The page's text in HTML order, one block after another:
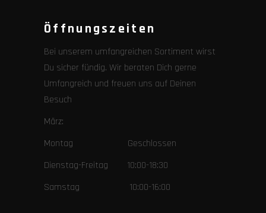
Öffnungszeiten
Bei unserem umfangreichen Sortiment wirst
Du sicher fündig. Wir beraten Dich gerne
Umfangreich und freuen uns auf Deinen
Besuch
März:
Montag Geschlossen
Dienstag-Freitag 10:00-18:30
Samstag 10:00-16:00